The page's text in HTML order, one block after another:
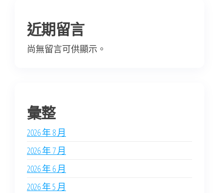
近期留言
尚無留言可供顯示。
彙整
2026 年 8 月
2026 年 7 月
2026 年 6 月
2026 年 5 月